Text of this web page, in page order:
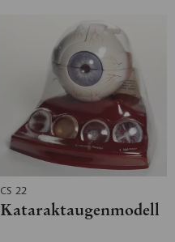
CS 22
Kataraktaugenmodell